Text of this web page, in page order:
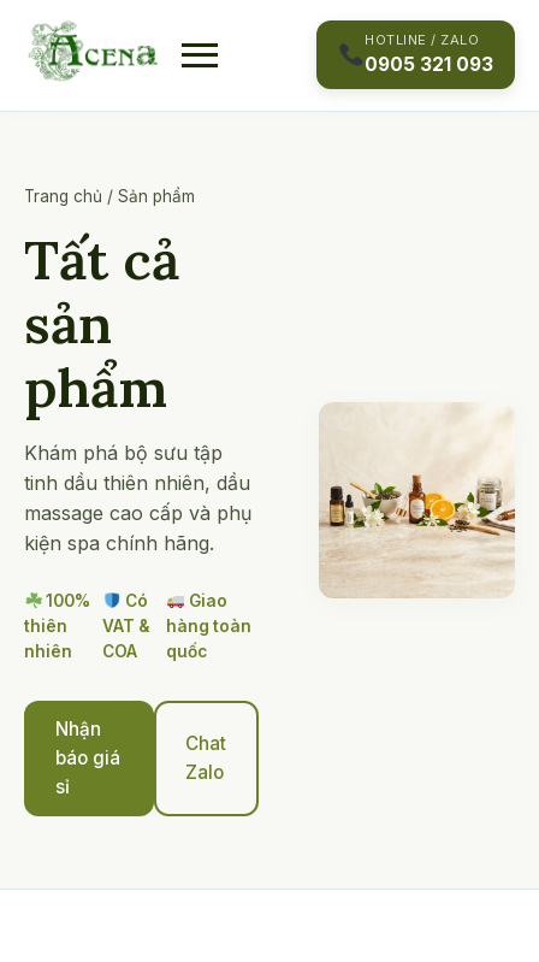
content
HOTLINE / ZALO
0905 321 093
Trang chủ / Sản phẩm
Tất cả
sản
phẩm
Khám phá bộ sưu tập
tinh dầu thiên nhiên, dầu
massage cao cấp và phụ
kiện spa chính hãng.
100%
thiên
nhiên
Có
VAT &
COA
Giao
hàng toàn
quốc
Nhận
báo giá
sỉ
Chat
Zalo